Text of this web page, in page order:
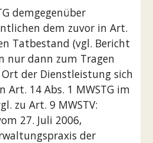
demgegenüber
dem zuvor in Art.
Tatbestand (vgl. Bericht
nur dann zum Tragen
der Dienstleistung sich
Art. 14 Abs. 1 MWSTG im
zu Art. 9 MWSTV:
27. Juli 2006,
der